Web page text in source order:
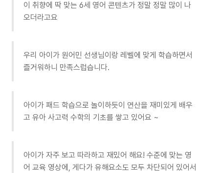
이 취향에 딱 맞는 6세 영어 콘텐츠가 정말 정말 많이 나
오더라고요
우리 아이가 원어민 선생님이랑 레벨에 맞게 학습하면서
즐거워하니 만족스럽습니다.
아이가 패드 학습으로 놀이하듯이 연산을 재미있게 배우
고 유아 사고력 수학의 기초를 쌓고 있어요 ~
아이가 자주 보고 따라하고 재밌어 해요! 수준에 맞는 영
어 교육 영상에, 게다가 유해요소도 모두 차단되어 있어서